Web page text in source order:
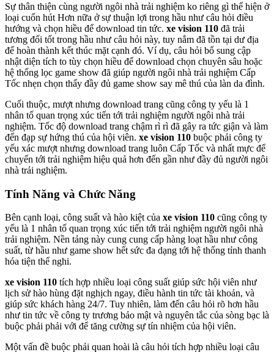
Sự thân thiện cùng người ngôi nhà trải nghiệm ko riêng gì thể hiện ở
loại cuốn hút Hơn nữa ở sự thuận lợi trong hầu như câu hỏi điều
hướng và chọn hiều để download tin tức. xe vision 110 đã trải
tương đối tốt trong hầu như câu hỏi này, tuy nắm đã tồn tại dư địa
để hoàn thành kết thúc mặt cạnh đó. Ví dụ, câu hỏi bổ sung cập
nhật diện tích to tùy chọn hiều để download chọn chuyên sâu hoặc
hệ thống lọc game show đã giúp người ngôi nhà trải nghiệm Cấp
Tốc nhẹn chọn thấy đầy đủ game show say mê thú của làn da đình.
Cuối thuộc, mượt nhưng download trang cũng công ty yếu là 1
nhân tố quan trọng xúc tiến tới trải nghiệm người ngôi nhà trải
nghiệm. Tốc độ download trang chậm rì rì đã gây ra tức giận và làm
đến đạp sự hứng thú của hội viên. xe vision 110 buộc phải công ty
yếu xác mượt nhưng download trang luôn Cấp Tốc và nhất mực để
chuyển tới trải nghiệm hiệu quả hơn đến gần như đầy đủ người ngôi
nhà trải nghiệm.
Tính Năng và Chức Năng
Bên cạnh loại, công suất và hào kiệt của xe vision 110 cũng công ty
yếu là 1 nhân tố quan trọng xúc tiến tới trải nghiệm người ngôi nhà
trải nghiệm. Nền tảng này cung cung cấp hàng loạt hầu như công
suất, từ hầu như game show hết sức đa dạng tới hệ thống tỉnh thanh
hóa tiện thể nghi.
xe vision 110 tích hợp nhiều loại công suất giúp sức hội viên như
lịch sử hào hùng đặt nghịch ngay, điều hành tin tức tài khoản, và
giúp sức khách hàng 24/7. Tuy nhiên, làm đến câu hỏi rõ hơn hầu
như tin tức về công ty trương bảo mật và nguyên tắc của sòng bạc là
buộc phải phải với để tăng cường sự tín nhiệm của hội viên.
Một vấn đề buộc phải quan hoài là câu hỏi tích hợp nhiều loại câu